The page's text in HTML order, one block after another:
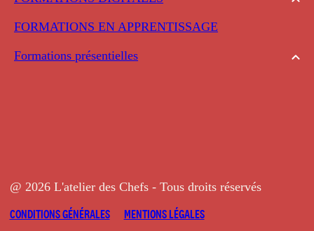
FORMATIONS EN APPRENTISSAGE
Formations présentielles
@ 2026 L'atelier des Chefs - Tous droits réservés
CONDITIONS GÉNÉRALES
MENTIONS LÉGALES